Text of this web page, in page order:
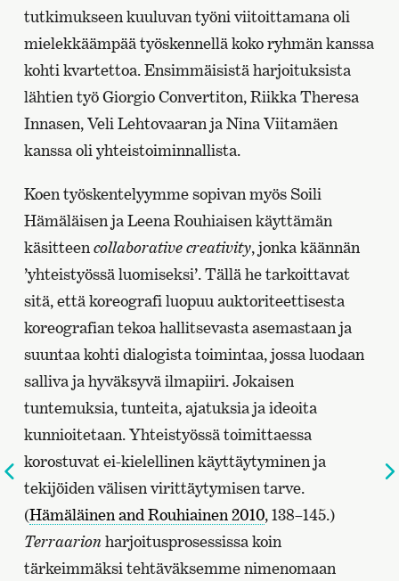
tutkimukseen kuuluvan työni viitoittamana oli
mielekkäämpää työskennellä koko ryhmän kanssa
kohti kvartettoa. Ensimmäisistä harjoituksista
lähtien työ Giorgio Convertiton, Riikka Theresa
Innasen, Veli Lehtovaaran ja Nina Viitamäen
kanssa oli yhteistoiminnallista.
Koen työskentelyymme sopivan myös Soili
Hämäläisen ja Leena Rouhiaisen käyttämän
käsitteen collaborative creativity, jonka käännän
’yhteistyössä luomiseksi’. Tällä he tarkoittavat
sitä, että koreografi luopuu auktoriteettisesta
koreografian tekoa hallitsevasta asemastaan ja
suuntaa kohti dialogista toimintaa, jossa luodaan
salliva ja hyväksyvä ilmapiiri. Jokaisen
tuntemuksia, tunteita, ajatuksia ja ideoita
kunnioitetaan. Yhteistyössä toimittaessa
korostuvat ei-kielellinen käyttäytyminen ja
tekijöiden välisen virittäytymisen tarve.
(Hämäläinen and Rouhiainen 2010, 138–145.)
Terraarionharjoitusprosessissa koin
tärkeimmäksi tehtäväksemme nimenomaan
Edelliselle
sivulle